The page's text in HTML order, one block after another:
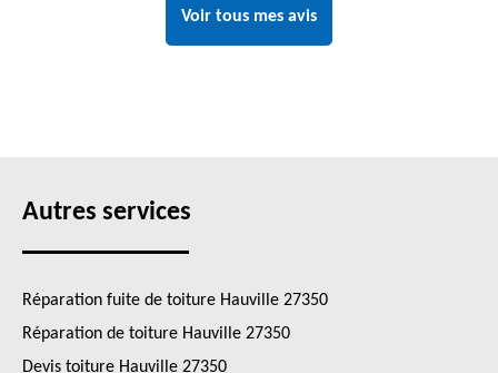
Voir tous mes avis
Autres services
Réparation fuite de toiture Hauville 27350
Réparation de toiture Hauville 27350
Devis toiture Hauville 27350